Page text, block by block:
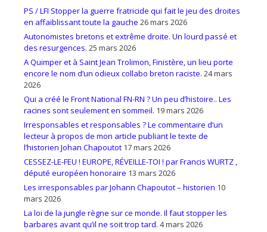
PS / LFI Stopper la guerre fratricide qui fait le jeu des droites
en affaiblissant toute la gauche 26 mars 2026
Autonomistes bretons et extrême droite. Un lourd passé et
des resurgences. 25 mars 2026
A Quimper et à Saint Jean Trolimon, Finistère, un lieu porte
encore le nom d’un odieux collabo breton raciste. 24 mars
2026
Qui a créé le Front National FN-RN ? Un peu d’histoire.. Les
racines sont seulement en sommeil. 19 mars 2026
Irresponsables et responsables ? Le commentaire d’un
lecteur à propos de mon article publiant le texte de
l’historien Johan Chapoutot 17 mars 2026
CESSEZ-LE-FEU ! EUROPE, RÉVEILLE-TOI ! par Francis WURTZ ,
député européen honoraire 13 mars 2026
Les irresponsables par Johann Chapoutot – historien 10
mars 2026
La loi de la jungle règne sur ce monde. Il faut stopper les
barbares avant qu’il ne soit trop tard. 4 mars 2026